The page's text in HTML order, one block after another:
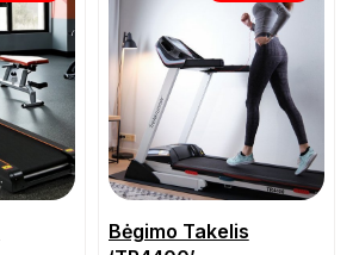
Bėgimo Takelis